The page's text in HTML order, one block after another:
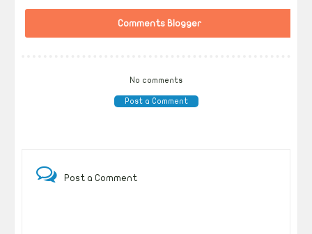
Comments Blogger
No comments
Post a Comment
Post a Comment